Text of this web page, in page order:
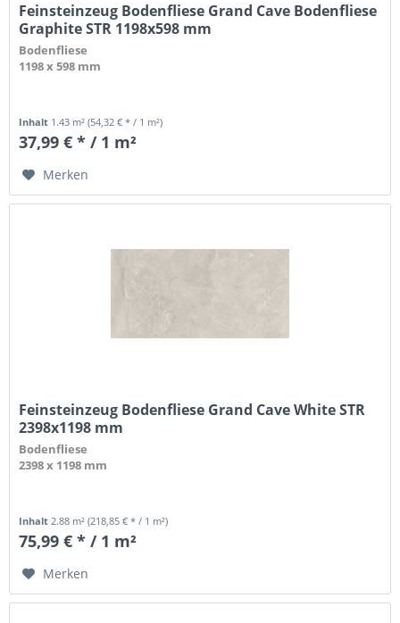
Feinsteinzeug Bodenfliese Grand Cave Bodenfliese
Graphite STR 1198x598 mm
Bodenfliese
1198 x 598 mm
Inhalt 1.43 m²(54,32 € * / 1 m²)
37,99 € * / 1 m²
Merken
Feinsteinzeug Bodenfliese Grand Cave White STR
2398x1198 mm
Bodenfliese
2398 x 1198 mm
Inhalt2.88 m²(218,85 € * / 1 m²)
75,99 € * / 1 m²
Merken